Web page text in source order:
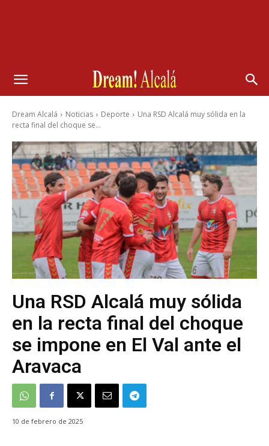
Dream Alcalá Noticias Deporte
Una RSD Alcalá muy sólida en la
recta final del choque se...
Una RSD Alcalá muy sólida
en la recta final del choque
se impone en El Val ante el
Aravaca
10 de febrero de 2025